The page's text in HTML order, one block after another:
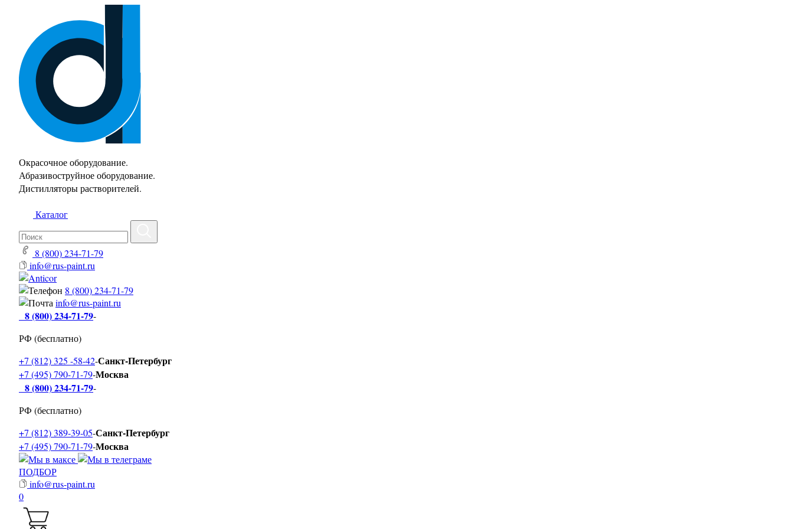
Окрасочное оборудование.
Абразивоструйное оборудование.
Дистилляторы растворителей.
Каталог
8 (800) 234-71-79
info@rus-paint.ru
8 (800) 234-71-79
info@rus-paint.ru
8 (800) 234-71-79-
РФ (бесплатно)
+7 (812) 325 -58-42-Санкт-Петербург
+7 (495) 790-71-79-Москва
8 (800) 234-71-79-
РФ (бесплатно)
+7 (812) 389-39-05-Санкт-Петербург
+7 (495) 790-71-79-Москва
ПОДБОР
info@rus-paint.ru
0